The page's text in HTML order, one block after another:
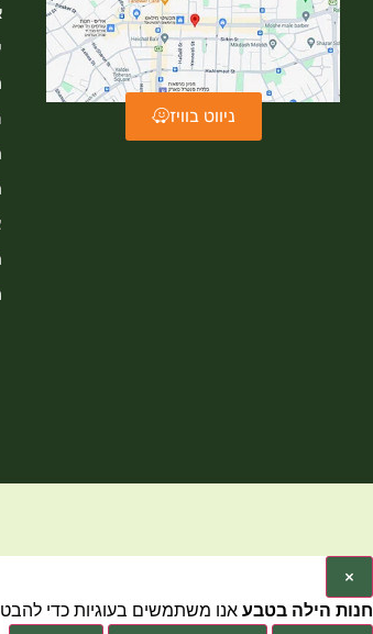
ניווט בוויז
×
חנות הילה בטבע אנו משתמשים בעוגיות כדי